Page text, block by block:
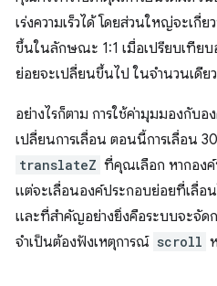
เร่งความเร็วได้ โดยส่วนใหญ่จะเกี่
ขึ้นในลักษณะ 1:1 เมื่อเปรียบเทีย
ย่อยจะเปลี่ยนขึ้นไป ในจำนวนเดีย
อย่างไรก็ตาม การใช้ค่ามุมมองกับ
เปลี่ยนการเลื่อน ตอนนี้การเลื่อน
translateZ ที่คุณเลือก หากอง
แต่จะเลื่อนองค์ประกอบย่อยที่เลื่อ
และที่สำคัญอย่างยิ่งคือระบบจะจัดก
จำเป็นต้องฟังเหตุการณ์ scroll